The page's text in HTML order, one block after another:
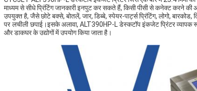
माध्यम से सीधे प्रिंटिंग जानकारी इनपुट कर सकते हैं, किसी पीसी से कनेक्ट करने
उपयुक्त है, जैसे छोटे बक्से, बोतलें, जार, डिब्बे, स्पेयर-पार्ट्स प्रिंटिंग, लोगो,
पर लचीली छपाई।इसके अलावा, ALT390HP-L डेस्कटॉप इंकजेट प्रिंटर व्यापक
और डाकघर के उद्योगों में उपयोग किया जाता है।